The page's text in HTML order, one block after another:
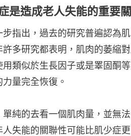
是造成老人失能的重要
步指出，過去的研究普遍認為
許多研究都表明，肌肉的萎縮
用類似於生長因子或是睪固酮
力量完全恢復。
單純的去看一個肌肉量，並無
人失能的關聯性可能比肌少症